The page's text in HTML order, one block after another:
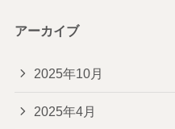
アーカイブ
2025年10月
2025年4月